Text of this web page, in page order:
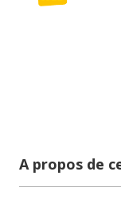
A propos de